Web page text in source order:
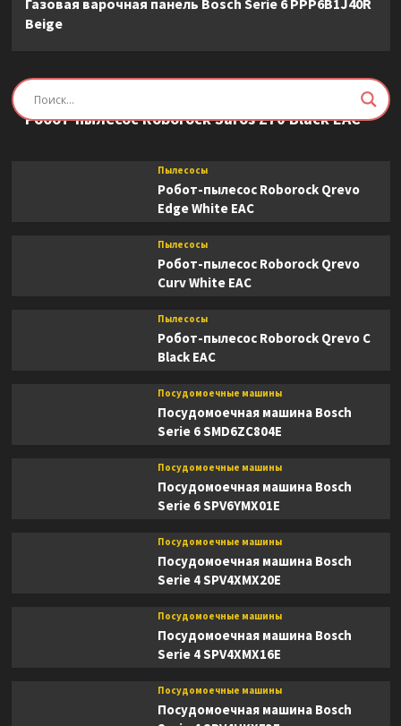
Газовая варочная панель Bosch Serie 6 PPP6B1J40R
Beige
Пылесосы
Робот-пылесос Roborock Saros Z70 Black EAC
Пылесосы
Робот-пылесос Roborock Qrevo
Edge White EAC
Пылесосы
Робот-пылесос Roborock Qrevo
Curv White EAC
Пылесосы
Робот-пылесос Roborock Qrevo C
Black EAC
Посудомоечные машины
Посудомоечная машина Bosch
Serie 6 SMD6ZC804E
Посудомоечные машины
Посудомоечная машина Bosch
Serie 6 SPV6YMX01E
Посудомоечные машины
Посудомоечная машина Bosch
Serie 4 SPV4XMX20E
Посудомоечные машины
Посудомоечная машина Bosch
Serie 4 SPV4XMX16E
Посудомоечные машины
Посудомоечная машина Bosch